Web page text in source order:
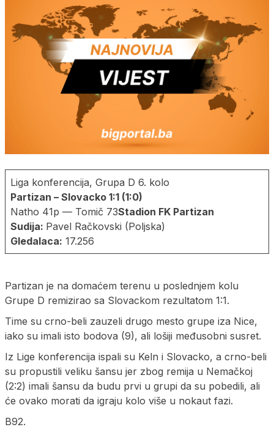
Liga konferencija, Grupa D 6. kolo
Partizan – Slovacko 1:1 (1:0)
Natho 41p — Tomič 73Stadion FK Partizan
Sudija: Pavel Račkovski (Poljska)
Gledalaca: 17.256
Partizan je na domaćem terenu u poslednjem kolu
Grupe D remizirao sa Slovackom rezultatom 1:1.
Time su crno-beli zauzeli drugo mesto grupe iza Nice,
iako su imali isto bodova (9), ali lošiji međusobni susret.
Iz Lige konferencija ispali su Keln i Slovacko, a crno-beli
su propustili veliku šansu jer zbog remija u Nemačkoj
(2:2) imali šansu da budu prvi u grupi da su pobedili, ali
će ovako morati da igraju kolo više u nokaut fazi.
B92.